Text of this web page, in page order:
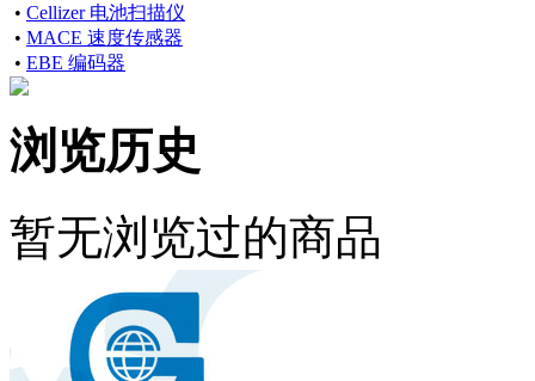
• Cellizer 电池扫描仪
• MACE 速度传感器
• EBE 编码器
浏览历史
暂无浏览过的商品